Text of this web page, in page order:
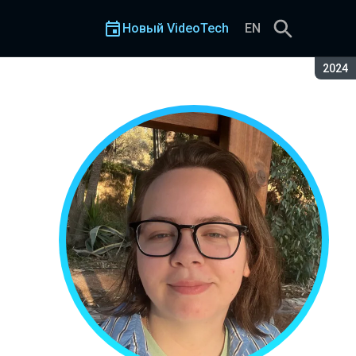
2024
Новый VideoTech EN